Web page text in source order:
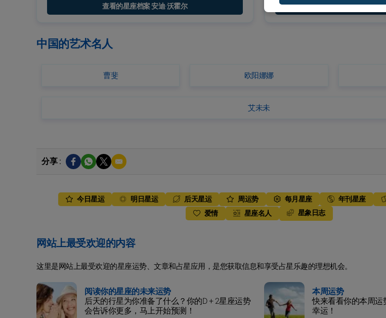
查看的星座档案 安迪·沃霍尔 查看的星座档案 维
中国的艺术名人
曹斐 欧阳娜娜
艾未未
分享 :
今日星运 明日星运 后天星运 周运势 每月星座 年刊星座
爱情
星座名人 星象日志
网站上最受欢迎的内容
这里是网站上最受欢迎的星座运势、文章和占星应用，是您获取信息和享受占星乐趣的理想机会。
阅读你的星座的未来运势
后天的行星为你准备了什么？你的D + 2星座运势
会告诉你更多，马上开始预测！
本周运势
快来看看你的本周
幸运！